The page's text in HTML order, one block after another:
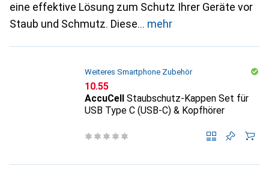
eine effektive Lösung zum Schutz Ihrer Geräte vor
Staub und Schmutz. Diese
mehr
Weiteres Smartphone Zubehör
CHF
10.55
AccuCell Staubschutz-Kappen Set für
USB Type C (USB-C) & Kopfhörer